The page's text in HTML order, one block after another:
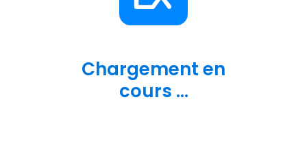
Chargement en
cours ...